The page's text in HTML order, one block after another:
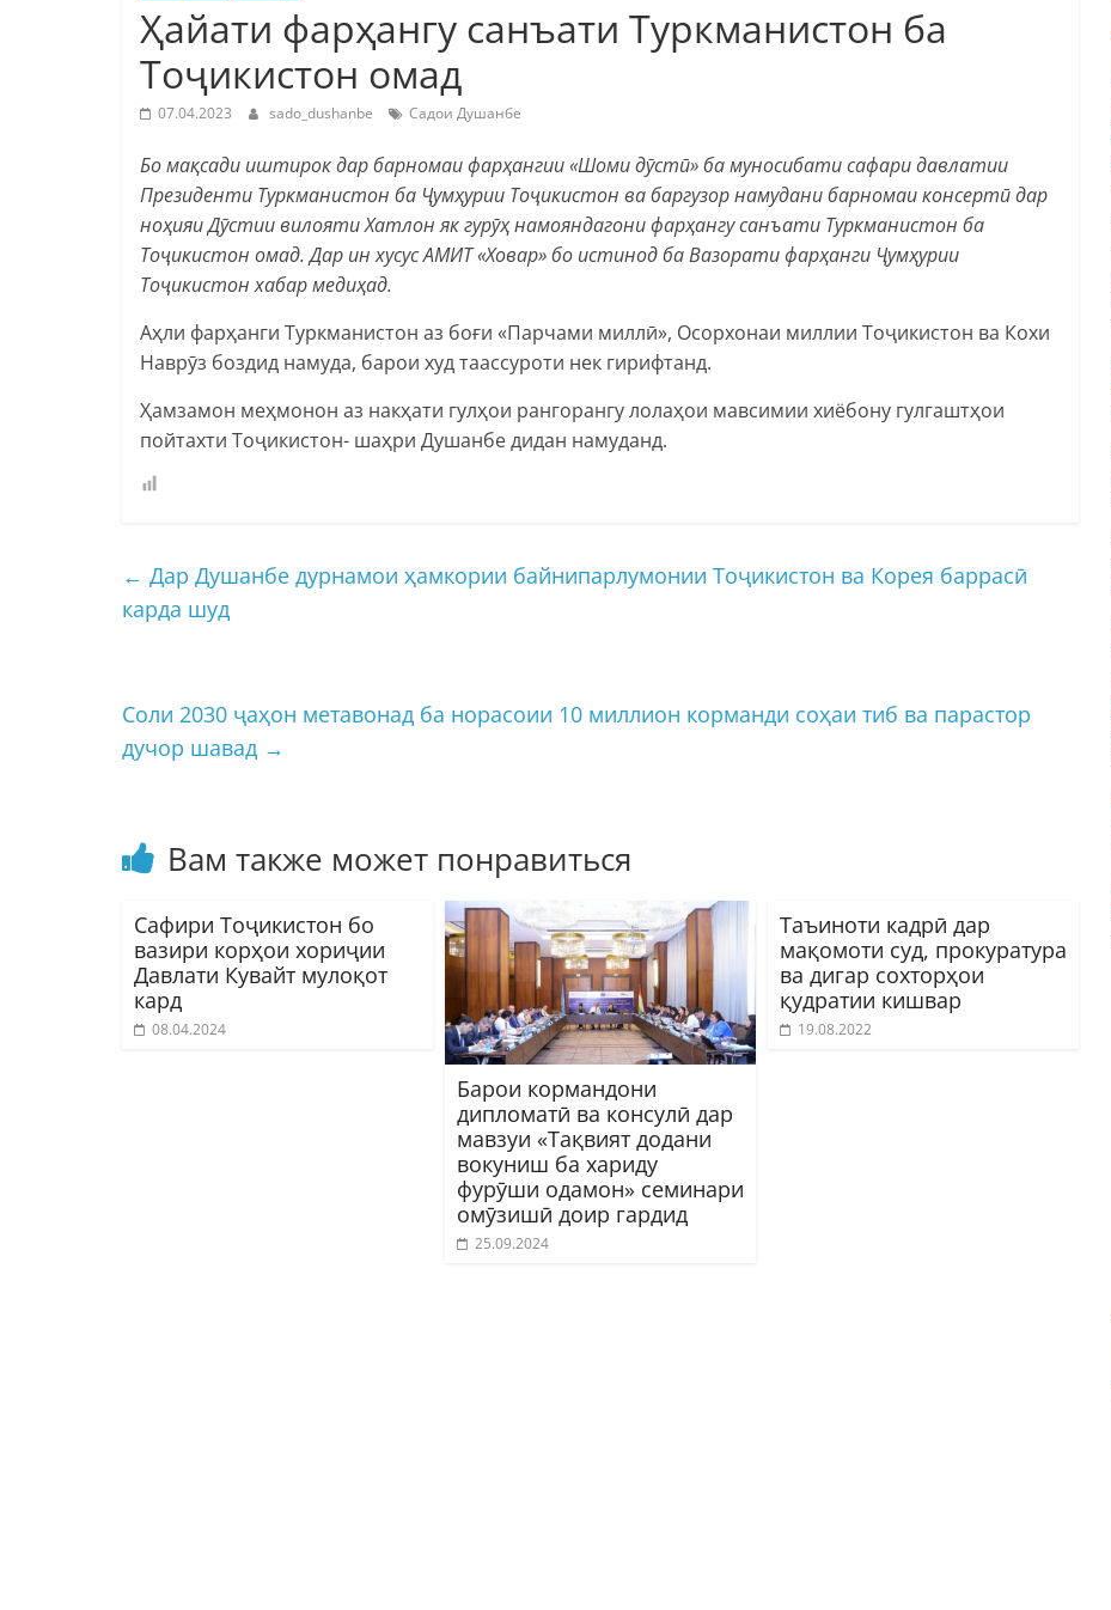
Ҳайати фарҳангу санъати Туркманистон ба
Тоҷикистон омад
07.04.2023 sado_dushanbe Садои Душанбе
Бо мақсади иштирок дар барномаи фарҳангии«Шоми дӯстӣ»ба муносибати сафари давлатии
Президенти Туркманистон ба Ҷумҳурии Тоҷикистон ва баргузор намудани барномаи консертӣ дар
ноҳияи Дӯстии вилояти Хатлон як гурӯҳ намояндагони фарҳангу санъати Туркманистон ба
Тоҷикистон омад. Дар ин хусус АМИТ«Ховар»бо истинод ба Вазорати фарҳанги Ҷумҳурии
Тоҷикистон хабар медиҳад.
Аҳли фарҳанги Туркманистон аз боғи «Парчами миллӣ», Осорхонаи миллии Тоҷикистон ва Кохи
Наврӯз боздид намуда, барои худ таассуроти нек гирифтанд.
Ҳамзамон меҳмонон аз накҳати гулҳои рангорангу лолаҳои мавсимии хиёбону гулгаштҳои
пойтахти Тоҷикистон- шаҳри Душанбе дидан намуданд.
← Дар Душанбе дурнамои ҳамкории байнипарлумонии Тоҷикистон ва Корея баррасӣ
карда шуд
Соли 2030 ҷаҳон метавонад ба норасоии 10 миллион корманди соҳаи тиб ва парастор
дучор шавад →
Вам также может понравиться
Сафири Тоҷикистон бо
вазири корҳои хориҷии
Давлати Кувайт мулоқот
кард
08.04.2024
Барои кормандони
дипломатӣ ва консулӣ дар
мавзуи «Тақвият додани
вокуниш ба хариду
фурӯши одамон» семинари
омӯзишӣ доир гардид
25.09.2024
Таъиноти кадрӣ дар
мақомоти суд, прокуратура
ва дигар сохторҳои
қудратии кишвар
19.08.2022